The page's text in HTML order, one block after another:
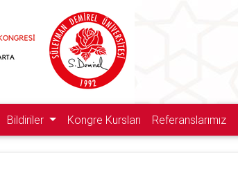
Bildiriler Kongre Kursları Referanslarımız